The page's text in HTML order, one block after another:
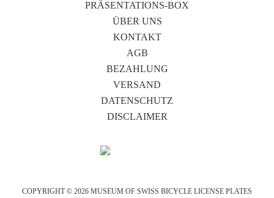
PRÄSENTATIONS-BOX
ÜBER UNS
KONTAKT
AGB
BEZAHLUNG
VERSAND
DATENSCHUTZ
DISCLAIMER
COPYRIGHT © 2026 MUSEUM OF SWISS BICYCLE LICENSE PLATES